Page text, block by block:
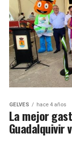
GELVES hace 4 años
La mejor
Guadalquivir